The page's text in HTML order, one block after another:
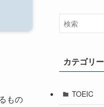
もの
カテゴリー
TOEIC